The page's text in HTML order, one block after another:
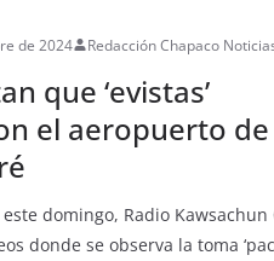
de 2024 Redacción Chapaco
que ‘evistas’
el aeropuerto de
domingo, Radio Kawsachun
donde se observa la toma